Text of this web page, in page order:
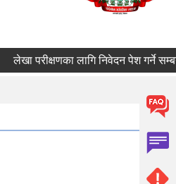
लेखा परीक्षणका लागि निवेदन पेश गर्ने